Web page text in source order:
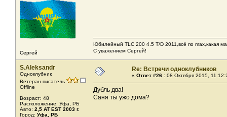
Сергей
Юбилейный TLC 200 4.5 T/D 2011,всё по max,какая
С уважением Сергей!
S.Aleksandr
Одноклубник
Ветеран писатель
Offline
Возраст: 48
Расположение: Уфа, РБ
Авто: 2,5 AT EST 2003 г.
Город: Уфа, РБ
Re: Встречи одноклубников
« Ответ #26 : 08 Октября 2015,
Дубль два!
Саня ты ужо дома?